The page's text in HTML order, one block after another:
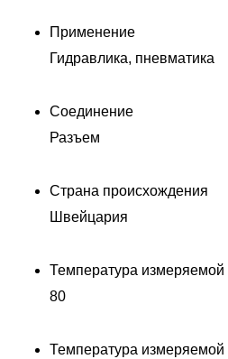
Применение
Гидравлика, пневматика
Соединение
Разъем
Страна происхождения
Швейцария
Температура измеряемой
80
Температура измеряемой